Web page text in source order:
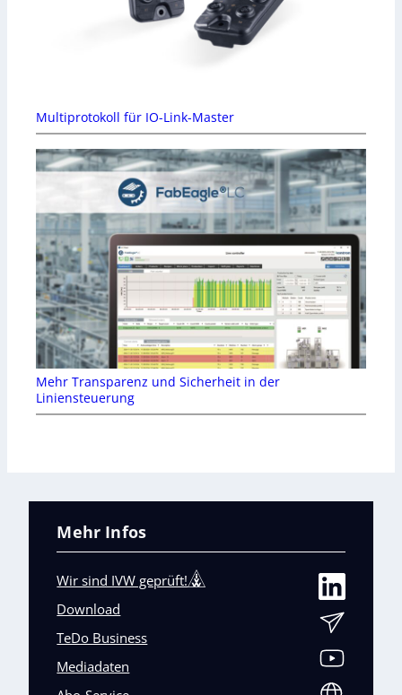
Multiprotokoll für IO-Link-Master
Mehr Transparenz und Sicherheit in der
Liniensteuerung
Mehr Infos
Wir sind IVW geprüft!
Download
TeDo Business
Mediadaten